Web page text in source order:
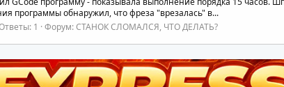
программы обнаружил, что фреза "врезалась" в...
1 Форум:СТАНОК СЛОМАЛСЯ, ЧТО ДЕЛАТЬ?